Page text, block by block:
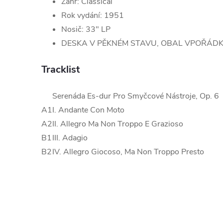
Rok vydání: 1951
Nosič: 33" LP
DESKA V PĚKNÉM STAVU, OBAL
Tracklist
Serenáda Es-dur Pro Smyčcové Nástroje, Op. 6
A1I. Andante Con Moto
A2II. Allegro Ma Non Troppo E Grazioso
B1III. Adagio
B2IV. Allegro Giocoso, Ma Non Troppo Presto